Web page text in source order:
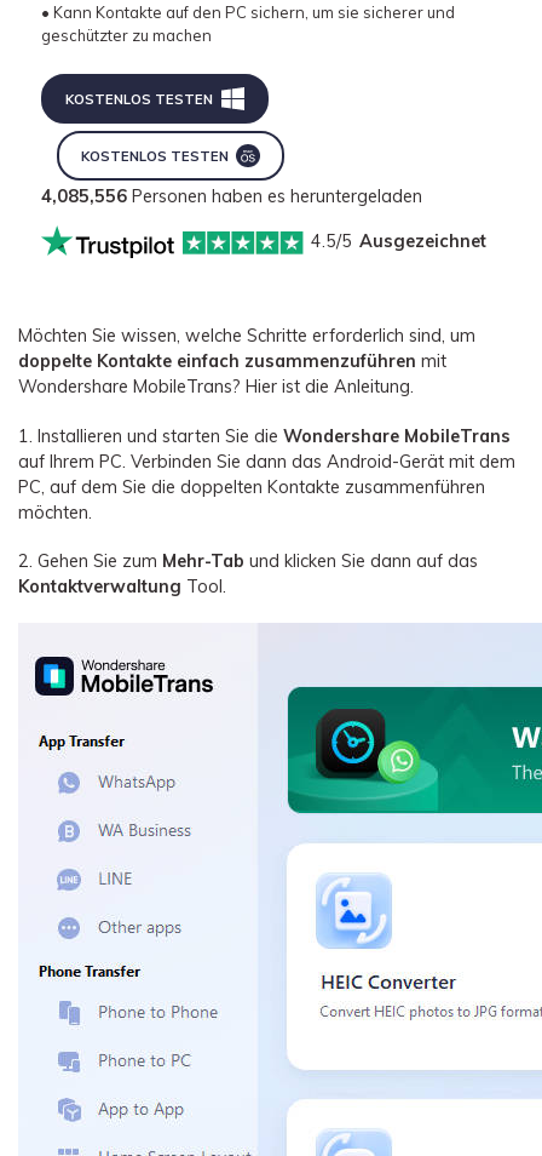
• Kann Kontakte auf den PC sichern, um sie sicherer und
geschützter zu machen
KOSTENLOS TESTEN
KOSTENLOS TESTEN
4,085,556 Personen haben es heruntergeladen
4.5/5 Ausgezeichnet
Möchten Sie wissen, welche Schritte erforderlich sind, um
doppelte Kontakte einfach zusammenzuführen mit
Wondershare MobileTrans? Hier ist die Anleitung.
1. Installieren und starten Sie die Wondershare MobileTrans
auf Ihrem PC. Verbinden Sie dann das Android-Gerät mit dem
PC, auf dem Sie die doppelten Kontakte zusammenführen
möchten.
2. Gehen Sie zum Mehr-Tab und klicken Sie dann auf das
Kontaktverwaltung Tool.